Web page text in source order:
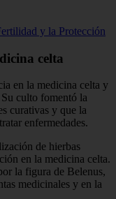
y la Protección
celta
en la medicina celta y
culto fomentó la
curativas y que la
enfermedades.
de hierbas
en la medicina celta.
la figura de Belenus,
medicinales y en la